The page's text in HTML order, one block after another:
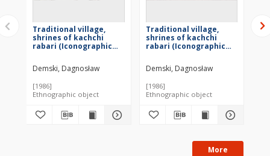
Traditional village,
shrines of kachchi
rabari (Iconographic
Demski, Dagnosław
[1986]
Ethnographic object
Traditional village,
shrines of kachchi
rabari (Iconographic
Demski, Dagnosław
[1986]
Ethnographic object
More